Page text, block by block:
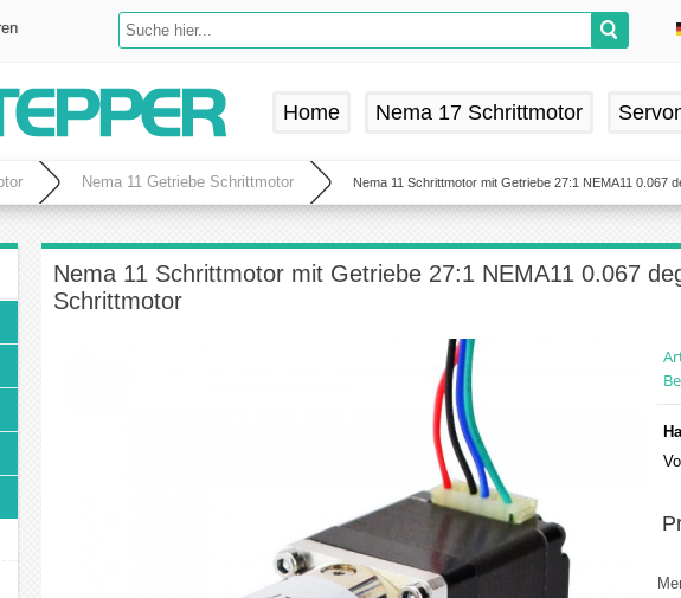
Home Nema 17 Schrittmotor
Nema 11 Getriebe Schrittmotor Nema 11 Schrittmotor mit Getriebe 27:1 NEMA11 0.067
Nema 11 Schrittmotor mit Getriebe 27:1 NEMA11 0.067
Schrittmotor